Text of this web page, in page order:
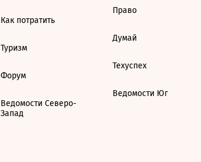
Как потратить
Туризм
Форум
Ведомости Северо-
Запад
Право
Думай
Техуспех
Ведомости Юг